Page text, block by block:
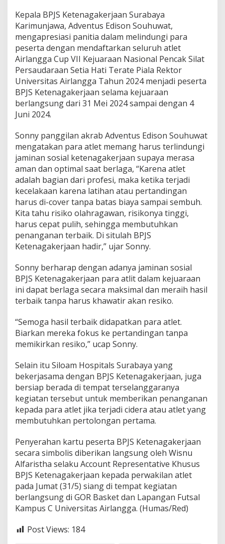
a
s
i
o
n
a
l
P
e
n
S
i
l
t
P
S
H
T
Kepala BPJS Ketenagakerjaan Surabaya
Karimunjawa, Adventus Edison Souhuwat,
mengapresiasi panitia dalam melindungi para
peserta dengan mendaftarkan seluruh atlet
Airlangga Cup VII Kejuaraan Nasional Pencak Silat
Persaudaraan Setia Hati Terate Piala Rektor
Universitas Airlangga Tahun 2024 menjadi peserta
BPJS Ketenagakerjaan selama kejuaraan
berlangsung dari 31 Mei 2024 sampai dengan 4
Juni 2024.
Sonny panggilan akrab Adventus Edison Souhuwat
mengatakan para atlet memang harus terlindungi
jaminan sosial ketenagakerjaan supaya merasa
aman dan optimal saat berlaga, “Karena atlet
adalah bagian dari profesi, maka ketika terjadi
kecelakaan karena latihan atau pertandingan
harus di-cover tanpa batas biaya sampai sembuh.
Kita tahu risiko olahragawan, risikonya tinggi,
harus cepat pulih, sehingga membutuhkan
penanganan terbaik. Di situlah BPJS
Ketenagakerjaan hadir,” ujar Sonny.
Sonny berharap dengan adanya jaminan sosial
BPJS Ketenagakerjaan para atlit dalam kejuaraan
ini dapat berlaga secara maksimal dan meraih hasil
terbaik tanpa harus khawatir akan resiko.
“Semoga hasil terbaik didapatkan para atlet.
Biarkan mereka fokus ke pertandingan tanpa
memikirkan resiko,” ucap Sonny.
Selain itu Siloam Hospitals Surabaya yang
bekerjasama dengan BPJS Ketenagakerjaan, juga
bersiap berada di tempat terselanggaranya
kegiatan tersebut untuk memberikan penanganan
kepada para atlet jika terjadi cidera atau atlet yang
membutuhkan pertolongan pertama.
Penyerahan kartu peserta BPJS Ketenagakerjaan
secara simbolis diberikan langsung oleh Wisnu
Alfaristha selaku Account Representative Khusus
BPJS Ketenagakerjaan kepada perwakilan atlet
pada Jumat (31/5) siang di tempat kegiatan
berlangsung di GOR Basket dan Lapangan Futsal
Kampus C Universitas Airlangga. (Humas/Red)
Post Views: 184